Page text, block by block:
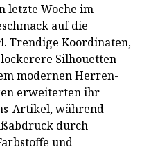
letzte Woche im
auf die
Trendige Koordinaten,
Silhouetten
modernen Herren-
erweiterten ihr
Artikel, während
durch
und